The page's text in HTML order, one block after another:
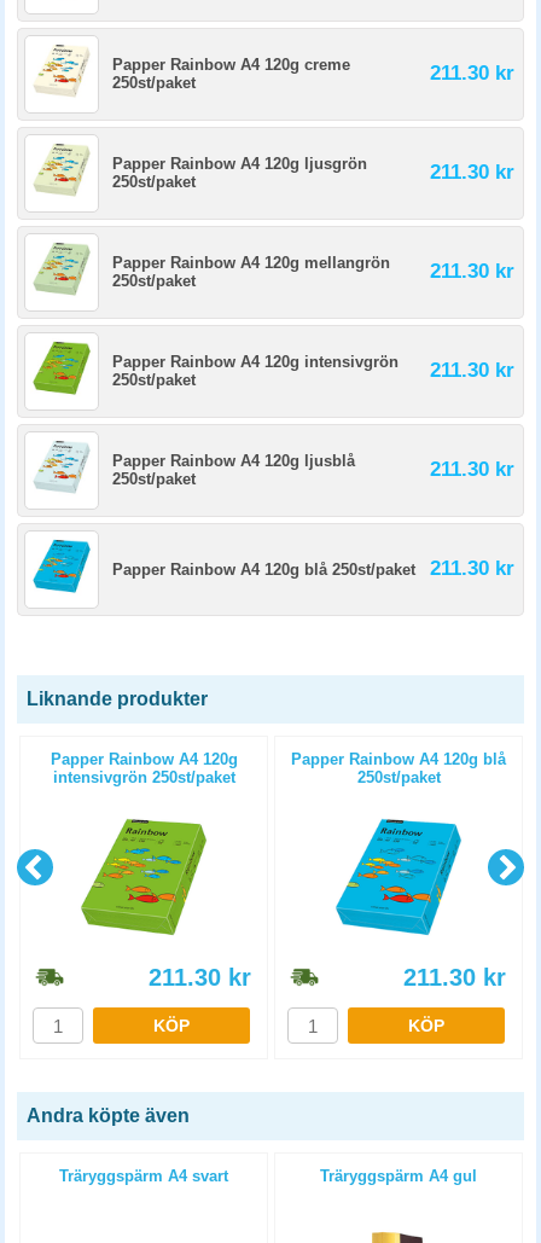
Papper Rainbow A4 120g creme
250st/paket
211.30 kr
Papper Rainbow A4 120g ljusgrön
250st/paket
211.30 kr
Papper Rainbow A4 120g mellangrön
250st/paket
211.30 kr
Papper Rainbow A4 120g intensivgrön
250st/paket
211.30 kr
Papper Rainbow A4 120g ljusblå
250st/paket
211.30 kr
Papper Rainbow A4 120g blå 250st/paket 211.30 kr
Liknande produkter
Papper Rainbow A4 120g
intensivgrön 250st/paket
211.30 kr
KÖP
Papper Rainbow A4 120g blå
250st/paket
211.30 kr
KÖP
Andra köpte även
Träryggspärm A4 svart Träryggspärm A4 gul